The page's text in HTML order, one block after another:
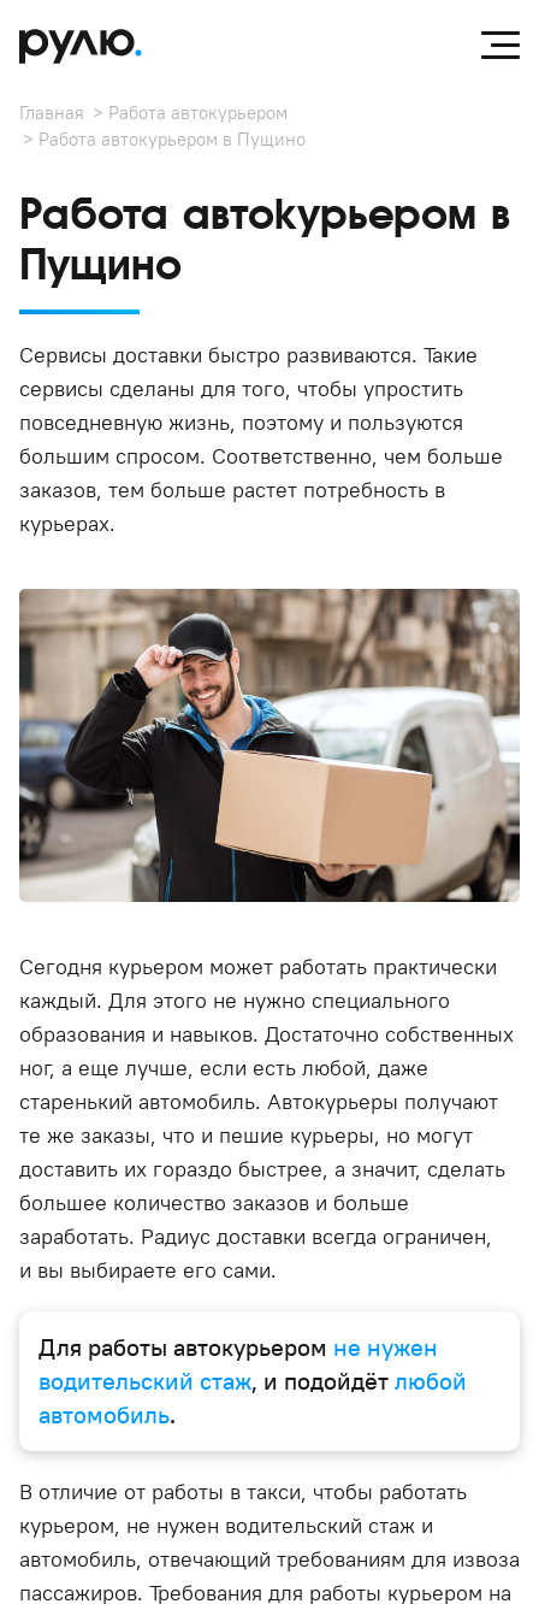
Главная
Работа автокурьером
Работа автокурьером в Пущино
Работа автокурьером в
Пущино
Сервисы доставки быстро развиваются. Такие
сервисы сделаны для того, чтобы упростить
повседневную жизнь, поэтому и пользуются
большим спросом. Соответственно, чем больше
заказов, тем больше растет потребность в
курьерах.
Сегодня курьером может работать практически
каждый. Для этого не нужно специального
образования и навыков. Достаточно собственных
ног, а еще лучше, если есть любой, даже
старенький автомобиль. Автокурьеры получают
те же заказы, что и пешие курьеры, но могут
доставить их гораздо быстрее, а значит, сделать
большее количество заказов и больше
заработать. Радиус доставки всегда ограничен,
и вы выбираете его сами.
Для работы автокурьером не нужен
водительский стаж, и подойдёт любой
автомобиль.
В отличие от работы в такси, чтобы работать
курьером, не нужен водительский стаж и
автомобиль, отвечающий требованиям для извоза
пассажиров. Требования для работы курьером на